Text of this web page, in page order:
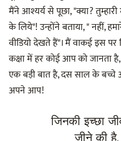
मैंने आश्यर्य से पूछा, "क्या?
के लिये"! उन्होंने बताया, " नहीं,
वीडियो देखते हैं"। मैं वाकई इस पर
कक्षा में हर कोई आप को जानता
एक बड़ी बात है, दस साल के बच्चे
अपने आप!
जिनकी इच्छा